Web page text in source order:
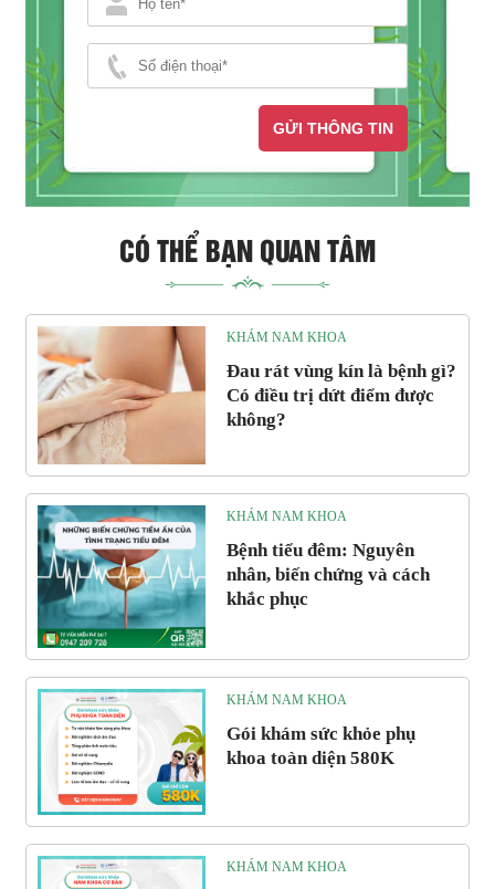
GỬI THÔNG TIN
CÓ THỂ BẠN QUAN TÂM
KHÁM NAM KHOA
Đau rát vùng kín là bệnh gì?
Có điều trị dứt điểm được
không?
KHÁM NAM KHOA
Bệnh tiểu đêm: Nguyên
nhân, biến chứng và cách
khắc phục
KHÁM NAM KHOA
Gói khám sức khỏe phụ
khoa toàn diện 580K
KHÁM NAM KHOA